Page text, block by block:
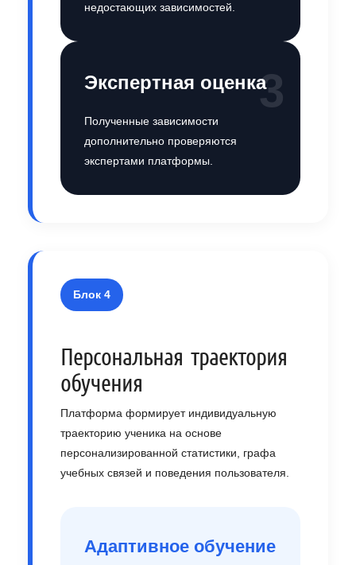
недостающих зависимостей.
3
Экспертная оценка
Полученные зависимости
дополнительно проверяются
экспертами платформы.
Блок 4
Персональная траектория
обучения
Платформа формирует индивидуальную
траекторию ученика на основе
персонализированной статистики, графа
учебных связей и поведения пользователя.
Адаптивное обучение